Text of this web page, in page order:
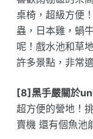
桌椅，超級方便
蟲，日本雞，蝸
呢！戲水池和草
許多景點，非常
[8]黑手嚴關於
超方便的營地！
賣機 還有個魚池